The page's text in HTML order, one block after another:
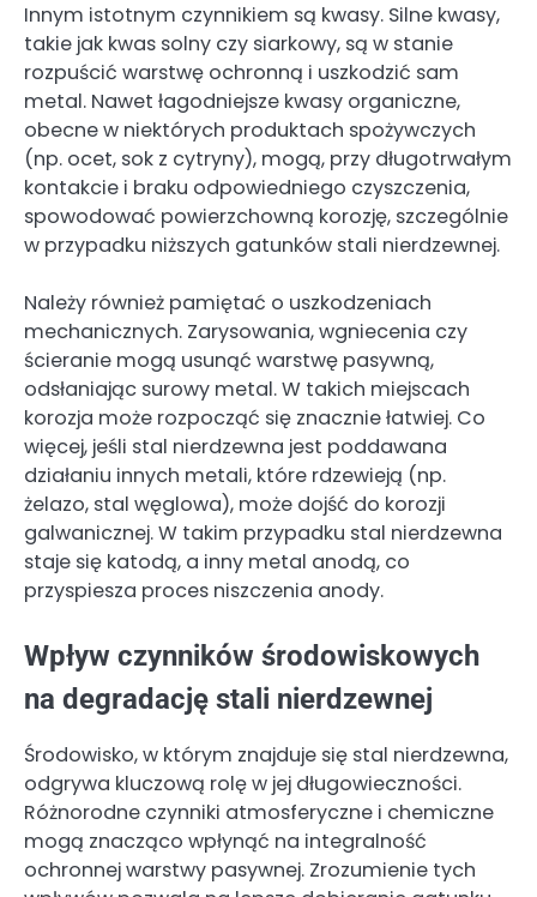
Innym istotnym czynnikiem są kwasy. Silne kwasy,
takie jak kwas solny czy siarkowy, są w stanie
rozpuścić warstwę ochronną i uszkodzić sam
metal. Nawet łagodniejsze kwasy organiczne,
obecne w niektórych produktach spożywczych
(np. ocet, sok z cytryny), mogą, przy długotrwałym
kontakcie i braku odpowiedniego czyszczenia,
spowodować powierzchowną korozję, szczególnie
w przypadku niższych gatunków stali nierdzewnej.
Należy również pamiętać o uszkodzeniach
mechanicznych. Zarysowania, wgniecenia czy
ścieranie mogą usunąć warstwę pasywną,
odsłaniając surowy metal. W takich miejscach
korozja może rozpocząć się znacznie łatwiej. Co
więcej, jeśli stal nierdzewna jest poddawana
działaniu innych metali, które rdzewieją (np.
żelazo, stal węglowa), może dojść do korozji
galwanicznej. W takim przypadku stal nierdzewna
staje się katodą, a inny metal anodą, co
przyspiesza proces niszczenia anody.
Wpływ czynników środowiskowych
na degradację stali nierdzewnej
Środowisko, w którym znajduje się stal nierdzewna,
odgrywa kluczową rolę w jej długowieczności.
Różnorodne czynniki atmosferyczne i chemiczne
mogą znacząco wpłynąć na integralność
ochronnej warstwy pasywnej. Zrozumienie tych